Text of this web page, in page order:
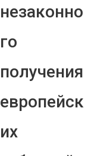
незаконно
го
получения
европейск
их